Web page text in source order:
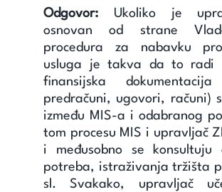
Odgovor: Ukoliko je
osnovan od strane
procedura za nabavku
usluga je takva da to radi
finansijska dokumentacija
predračuni, ugovori, računi)
između MIS-a i odabranog
tom procesu MIS i upravljač
i međusobno se konsultuju
potreba, istraživanja tržišta
sl. Svakako, upravljač